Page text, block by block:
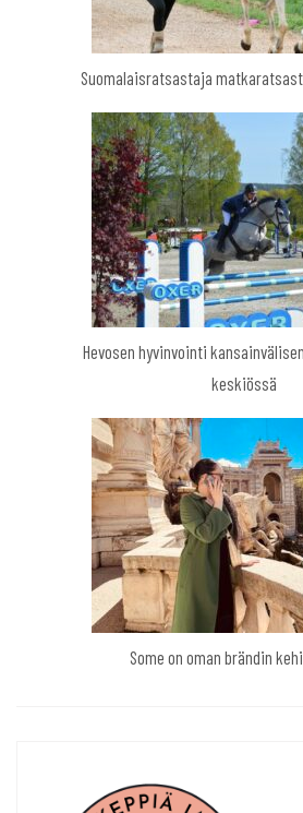
Suomalaisratsastaja
Hevosen hyvinvointi
keskiössä
Some on oman brändin